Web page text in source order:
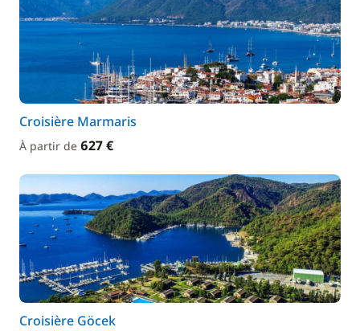
Croisière Marmaris
À partir de 627 €
Croisière Göcek